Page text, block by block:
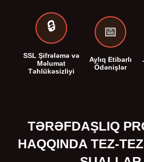
🔒
SSL Şifrələmə və
Məlumat
Təhlükəsizliyi
📅
Aylıq Etibarlı
Ödənişlər
TƏRƏFDAŞLIQ
HAQQINDA TEZ-